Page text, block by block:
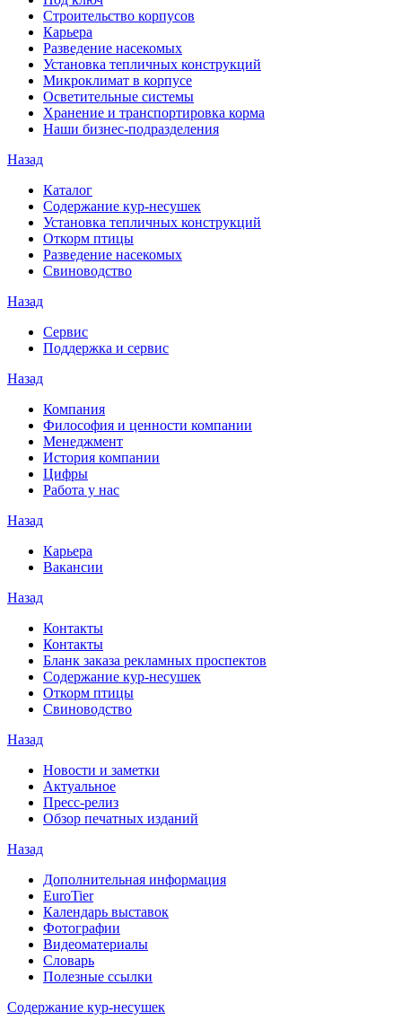
Строительство корпусов
Карьера
Разведение насекомых
Установка тепличных конструкций
Микроклимат в корпусе
Осветительные системы
Хранение и транспортировка корма
Наши бизнес-подразделения
Назад
Каталог
Содержание кур-несушек
Установка тепличных конструкций
Откорм птицы
Разведение насекомых
Свиноводство
Назад
Сервис
Поддержка и сервис
Назад
Компания
Философия и ценности компании
Менеджмент
История компании
Цифры
Работа у нас
Назад
Карьера
Вакансии
Назад
Контакты
Контакты
Бланк заказа рекламных проспектов
Содержание кур-несушек
Откорм птицы
Свиноводство
Назад
Новости и заметки
Актуальное
Пресс-релиз
Обзор печатных изданий
Назад
Дополнительная информация
EuroTier
Календарь выставок
Фотографии
Видеоматериалы
Словарь
Полезные ссылки
Содержание кур-несушек